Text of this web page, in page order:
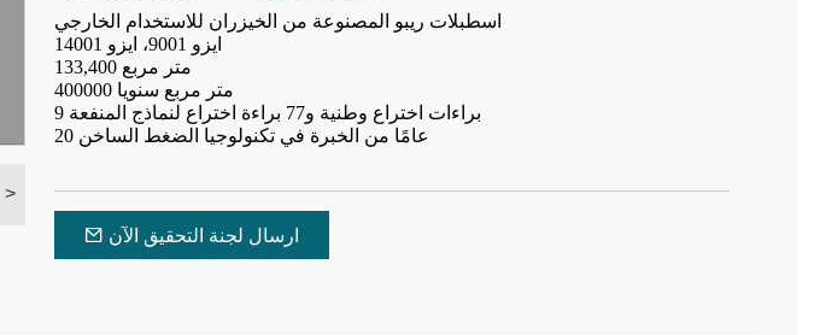
>
اسطبلات ريبو المصنوعة من الخيزران للاستخدام الخارجي
ايزو 9001، ايزو 14001
133,400 متر مربع
400000 متر مربع سنويا
9 براءات اختراع وطنية و77 براءة اختراع لنماذج المنفعة
20 عامًا من الخبرة في تكنولوجيا الضغط الساخن
ارسال لجنة التحقيق الآن